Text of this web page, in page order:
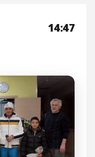
14:47